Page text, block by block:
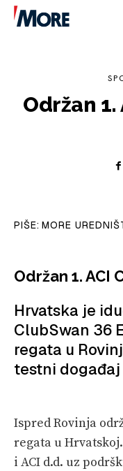
PLOVIDBA
PRETPLATA
SHOP
Održan 1.
PIŠE: MORE
Održan 1. ACI
Hrvatska je
ClubSwan 36
regata u
testni događaj
Ispred Rovinja
regata u
i ACI d.d. uz